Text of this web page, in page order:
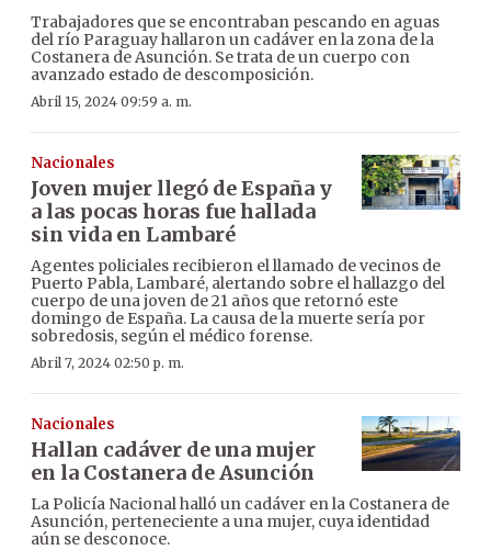
Trabajadores que se encontraban pescando en aguas
del río Paraguay hallaron un cadáver en la zona de la
Costanera de Asunción. Se trata de un cuerpo con
avanzado estado de descomposición.
Abril 15, 2024 09:59 a. m.
Nacionales
Joven mujer llegó de España y
a las pocas horas fue hallada
sin vida en Lambaré
Agentes policiales recibieron el llamado de vecinos de
Puerto Pabla, Lambaré, alertando sobre el hallazgo del
cuerpo de una joven de 21 años que retornó este
domingo de España. La causa de la muerte sería por
sobredosis, según el médico forense.
Abril 7, 2024 02:50 p. m.
Nacionales
Hallan cadáver de una mujer
en la Costanera de Asunción
La Policía Nacional halló un cadáver en la Costanera de
Asunción, perteneciente a una mujer, cuya identidad
aún se desconoce.